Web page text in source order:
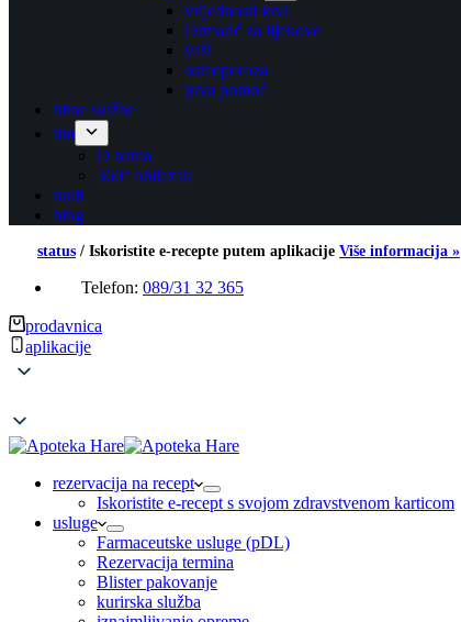
vrijednosti krvi
Ormarić za lijekove
vaši
osteoporoza
prva pomoć
hitne službe
tim
O nama
360° obilazak
nudi
blog
status / Iskoristite e-recepte putem aplikacije Više informacija »
Telefon: 089/31 32 365
prodavnica
aplikacije
rezervacija na recept
Iskoristite e-recept s svojom zdravstvenom karticom
usluge
Farmaceutske usluge (pDL)
Rezervacija termina
Blister pakovanje
kurirska služba